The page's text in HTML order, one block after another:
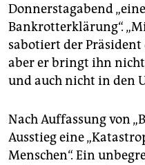
Donnerstagabend
Bankrotterklärung“.
sabotiert der Präsident
aber er bringt ihn
und auch nicht in den
Nach Auffassung von
Ausstieg eine
Menschen“. Ein